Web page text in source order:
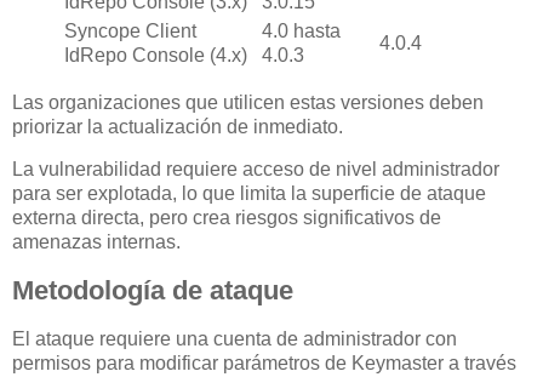
Syncope Client
IdRepo Console (4.x)
4.0 hasta
4.0.3
4.0.4
Las organizaciones que utilicen estas versiones deben
priorizar la actualización de inmediato.
La vulnerabilidad requiere acceso de nivel administrador
para ser explotada, lo que limita la superficie de ataque
externa directa, pero crea riesgos significativos de
amenazas internas.
Metodología de ataque
El ataque requiere una cuenta de administrador con
permisos para modificar parámetros de Keymaster a través